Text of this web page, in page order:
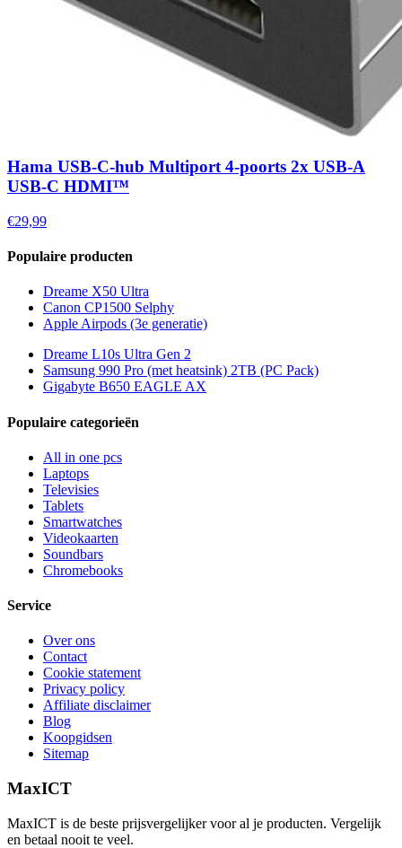
Hama USB-C-hub Multiport 4-poorts 2x USB-A
USB-C HDMI™
€29,99
Populaire producten
Dreame X50 Ultra
Canon CP1500 Selphy
Apple Airpods (3e generatie)
Dreame L10s Ultra Gen 2
Samsung 990 Pro (met heatsink) 2TB (PC Pack)
Gigabyte B650 EAGLE AX
Populaire categorieën
All in one pcs
Laptops
Televisies
Tablets
Smartwatches
Videokaarten
Soundbars
Chromebooks
Service
Over ons
Contact
Cookie statement
Privacy policy
Affiliate disclaimer
Blog
Koopgidsen
Sitemap
MaxICT
MaxICT is de beste prijsvergelijker voor al je producten. Vergelijk
en betaal nooit te veel.